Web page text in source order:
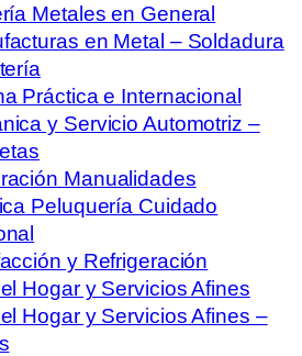
Metales en General
en Metal – Soldadura
Práctica e Internacional
y Servicio Automotriz –
Manualidades
Peluquería Cuidado
y Refrigeración
Hogar y Servicios Afines
Hogar y Servicios Afines –